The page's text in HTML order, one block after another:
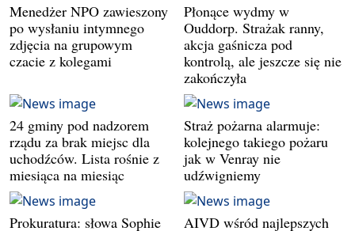
Menedżer NPO zawieszony
po wysłaniu intymnego
zdjęcia na grupowym
czacie z kolegami
Płonące wydmy w
Ouddorp. Strażak ranny,
akcja gaśnicza pod
kontrolą, ale jeszcze się nie
zakończyła
24 gminy pod nadzorem
rządu za brak miejsc dla
uchodźców. Lista rośnie z
miesiąca na miesiąc
Straż pożarna alarmuje:
kolejnego takiego pożaru
jak w Venray nie
udźwigniemy
Prokuratura: słowa Sophie
AIVD wśród najlepszych